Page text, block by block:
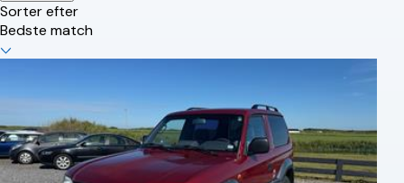
Sorter efter
Bedste match